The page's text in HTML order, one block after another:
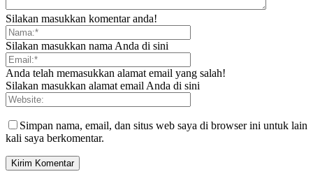
Silakan masukkan komentar anda!
Silakan masukkan nama Anda di sini
Anda telah memasukkan alamat email yang salah!
Silakan masukkan alamat email Anda di sini
Simpan nama, email, dan situs web saya di browser ini untuk lain
kali saya berkomentar.